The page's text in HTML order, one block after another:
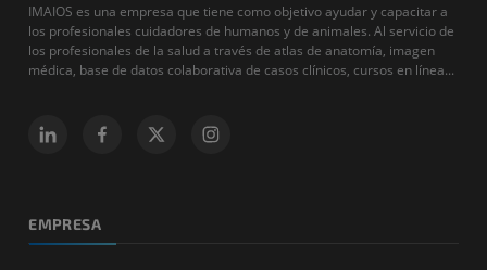
IMAIOS es una empresa que tiene como objetivo ayudar y capacitar a
los profesionales cuidadores de humanos y de animales. Al servicio de
los profesionales de la salud a través de atlas de anatomía, imagen
médica, base de datos colaborativa de casos clínicos, cursos en línea...
EMPRESA